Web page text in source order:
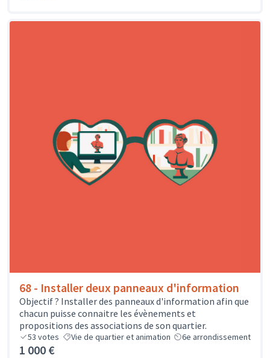
68 - Installer deux panneaux d'information
Objectif ? Installer des panneaux d'information afin que
chacun puisse connaitre les évènements et
propositions des associations de son quartier.
53 votes Vie de quartier et animation 6e arrondissement
1 000 €